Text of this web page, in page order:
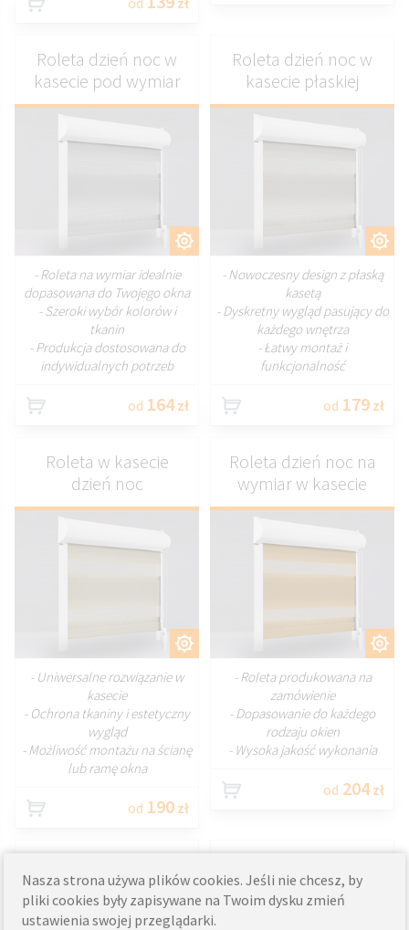
Roleta dzień noc w
kasecie pod wymiar
- Roleta na wymiar idealnie
dopasowana do Twojego okna
- Szeroki wybór kolorów i
tkanin
- Produkcja dostosowana do
indywidualnych potrzeb
od 164 zł
Roleta dzień noc w
kasecie płaskiej
- Nowoczesny design z płaską
kasetą
- Dyskretny wygląd pasujący do
każdego wnętrza
- Łatwy montaż i
funkcjonalność
od 179 zł
Roleta w kasecie
dzień noc
- Uniwersalne rozwiązanie w
kasecie
- Ochrona tkaniny i estetyczny
wygląd
- Możliwość montażu na ścianę
lub ramę okna
od 190 zł
Roleta dzień noc na
wymiar w kasecie
- Roleta produkowana na
zamówienie
- Dopasowanie do każdego
rodzaju okien
- Wysoka jakość wykonania
od 204 zł
kasecie z
prowadnicami na
kasetą na ścianę
Nasza strona używa plików cookies. Jeśli nie chcesz, by
pliki cookies były zapisywane na Twoim dysku zmień
ustawienia swojej przeglądarki.